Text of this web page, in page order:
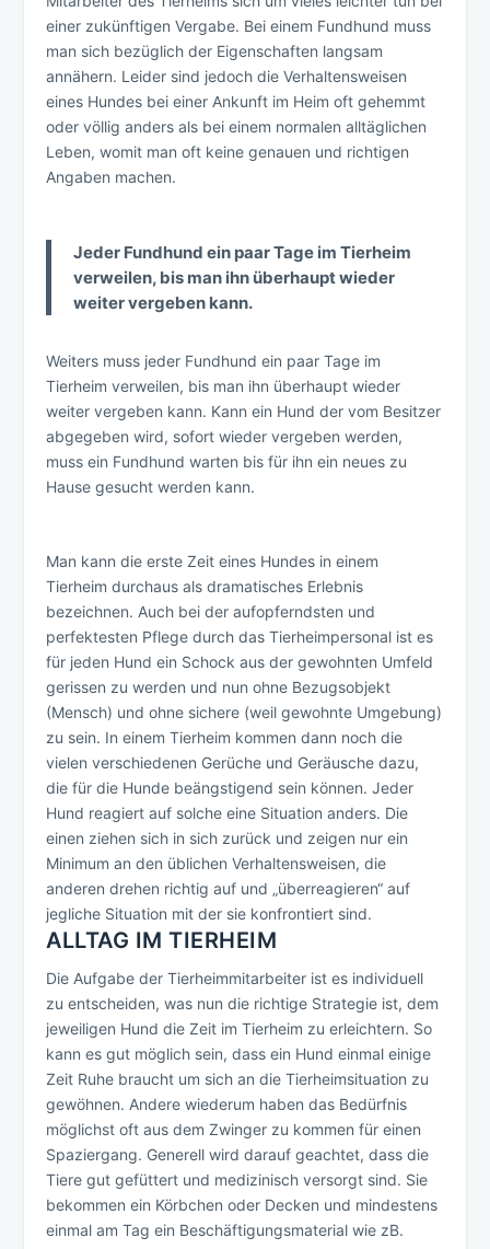
einer zukünftigen Vergabe. Bei einem Fundhund muss
man sich bezüglich der Eigenschaften langsam
annähern. Leider sind jedoch die Verhaltensweisen
eines Hundes bei einer Ankunft im Heim oft gehemmt
oder völlig anders als bei einem normalen alltäglichen
Leben, womit man oft keine genauen und richtigen
Angaben machen.
Jeder Fundhund ein paar Tage im Tierheim
verweilen, bis man ihn überhaupt wieder
weiter vergeben kann.
Weiters muss jeder Fundhund ein paar Tage im
Tierheim verweilen, bis man ihn überhaupt wieder
weiter vergeben kann. Kann ein Hund der vom Besitzer
abgegeben wird, sofort wieder vergeben werden,
muss ein Fundhund warten bis für ihn ein neues zu
Hause gesucht werden kann.
Man kann die erste Zeit eines Hundes in einem
Tierheim durchaus als dramatisches Erlebnis
bezeichnen. Auch bei der aufopferndsten und
perfektesten Pflege durch das Tierheimpersonal ist es
für jeden Hund ein Schock aus der gewohnten Umfeld
gerissen zu werden und nun ohne Bezugsobjekt
(Mensch) und ohne sichere (weil gewohnte Umgebung)
zu sein. In einem Tierheim kommen dann noch die
vielen verschiedenen Gerüche und Geräusche dazu,
die für die Hunde beängstigend sein können. Jeder
Hund reagiert auf solche eine Situation anders. Die
einen ziehen sich in sich zurück und zeigen nur ein
Minimum an den üblichen Verhaltensweisen, die
anderen drehen richtig auf und „überreagieren“ auf
jegliche Situation mit der sie konfrontiert sind.
ALLTAG IM TIERHEIM
Die Aufgabe der Tierheimmitarbeiter ist es individuell
zu entscheiden, was nun die richtige Strategie ist, dem
jeweiligen Hund die Zeit im Tierheim zu erleichtern. So
kann es gut möglich sein, dass ein Hund einmal einige
Zeit Ruhe braucht um sich an die Tierheimsituation zu
gewöhnen. Andere wiederum haben das Bedürfnis
möglichst oft aus dem Zwinger zu kommen für einen
Spaziergang. Generell wird darauf geachtet, dass die
Tiere gut gefüttert und medizinisch versorgt sind. Sie
bekommen ein Körbchen oder Decken und mindestens
einmal am Tag ein Beschäftigungsmaterial wie zB.